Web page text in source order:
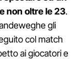
non oltre le 23.
gli
col match
ai giocatori e